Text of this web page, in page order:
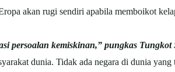
akan rugi sendiri apabila memboikot
persoalan kemiskinan,” pungkas Tungkot
dunia. Tidak ada negara di dunia yang